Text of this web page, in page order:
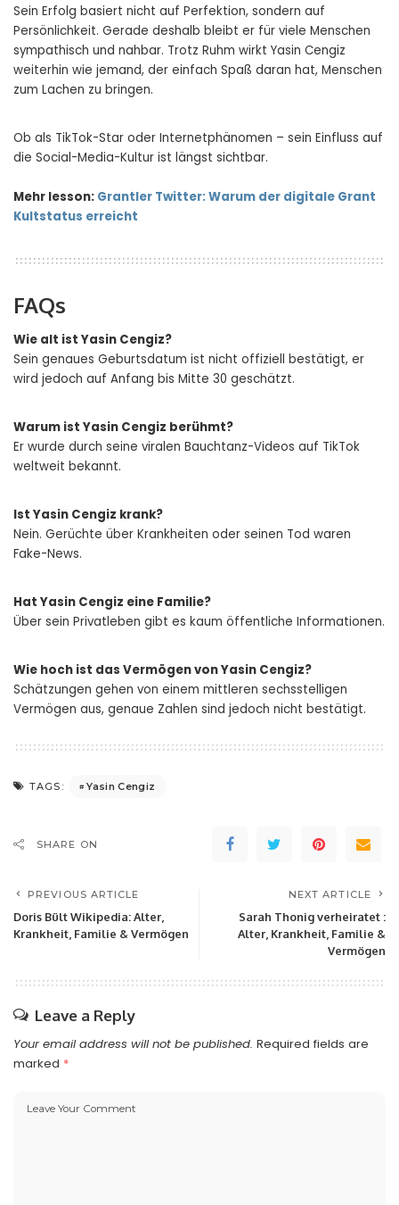
Sein Erfolg basiert nicht auf Perfektion, sondern auf
Persönlichkeit. Gerade deshalb bleibt er für viele Menschen
sympathisch und nahbar. Trotz Ruhm wirkt Yasin Cengiz
weiterhin wie jemand, der einfach Spaß daran hat, Menschen
zum Lachen zu bringen.
Ob als TikTok-Star oder Internetphänomen – sein Einfluss auf
die Social-Media-Kultur ist längst sichtbar.
Mehr lesson: Grantler Twitter: Warum der digitale Grant
Kultstatus erreicht
FAQs
Wie alt ist Yasin Cengiz?
Sein genaues Geburtsdatum ist nicht offiziell bestätigt, er
wird jedoch auf Anfang bis Mitte 30 geschätzt.
Warum ist Yasin Cengiz berühmt?
Er wurde durch seine viralen Bauchtanz-Videos auf TikTok
weltweit bekannt.
Ist Yasin Cengiz krank?
Nein. Gerüchte über Krankheiten oder seinen Tod waren
Fake-News.
Hat Yasin Cengiz eine Familie?
Über sein Privatleben gibt es kaum öffentliche Informationen.
Wie hoch ist das Vermögen von Yasin Cengiz?
Schätzungen gehen von einem mittleren sechsstelligen
Vermögen aus, genaue Zahlen sind jedoch nicht bestätigt.
TAGS: Yasin Cengiz
SHARE ON
PREVIOUS ARTICLE
Doris Bült Wikipedia: Alter,
Krankheit, Familie & Vermögen
NEXT ARTICLE
Sarah Thonig verheiratet :
Alter, Krankheit, Familie &
Vermögen
Leave a Reply
Your email address will not be published. Required fields are
marked *